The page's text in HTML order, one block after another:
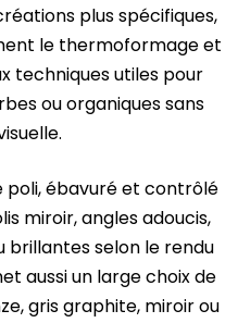
plus spécifiques,
le thermoformage et
techniques utiles pour
ou organiques sans
poli, ébavuré et contrôlé
miroir, angles adoucis,
brillantes selon le rendu
aussi un large choix de
gris graphite, miroir ou